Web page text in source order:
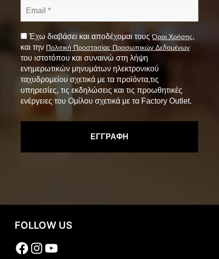
Έχω διαβάσει και αποδέχομαι τουςΌροι Χρήσης,
και την Πολιτική Προστασίας Προσωπικών Δεδομένων
του ιστοτόπου και συναινώ στη λήψη
ενημερωτικών μηνυμάτων ηλεκτρονικού
ταχυδρομείου σχετικά με τα προϊόντα,τις
υπηρεσίες, τις εκδηλώσεις και τις προωθητικές
ενέργειες του Ομίλου σχετικά με τα Factory Outlet.
FOLLOW US
Facebook
Instagram
YouTube